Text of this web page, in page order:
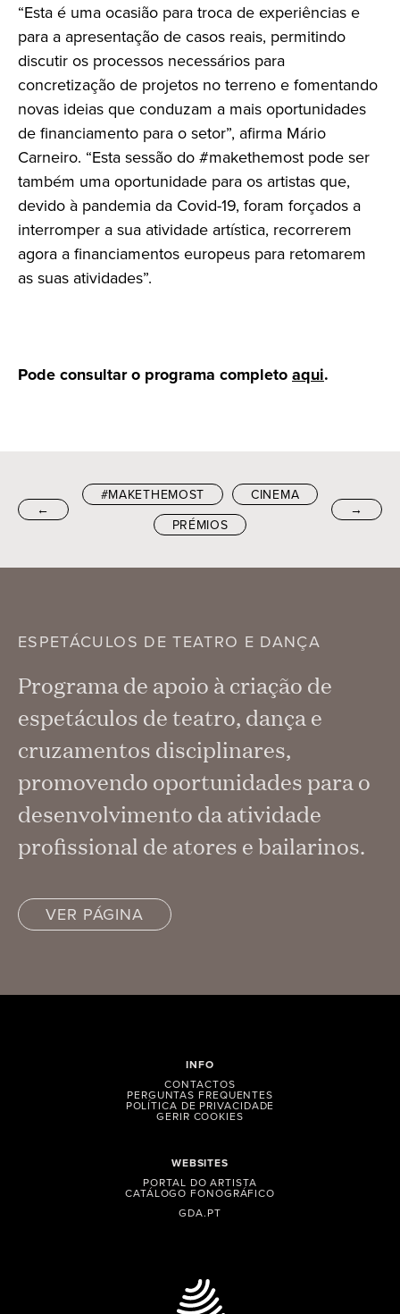
“Esta é uma ocasião para troca de experiências e
para a apresentação de casos reais, permitindo
discutir os processos necessários para
concretização de projetos no terreno e fomentando
novas ideias que conduzam a mais oportunidades
de financiamento para o setor”, afirma Mário
Carneiro. “Esta sessão do #makethemost pode ser
também uma oportunidade para os artistas que,
devido à pandemia da Covid-19, foram forçados a
interromper a sua atividade artística, recorrerem
agora a financiamentos europeus para retomarem
as suas atividades”.
Pode consultar o programa completoaqui.
←
#MAKETHEMOST
CINEMA
PRÉMIOS
→
ESPETÁCULOS DE TEATRO E DANÇA
Programa de apoio à criação de
espetáculos de teatro, dança e
cruzamentos disciplinares,
promovendo oportunidades para o
desenvolvimento da atividade
profissional de atores e bailarinos.
VER PÁGINA
WEBSITES
PORTAL DO ARTISTA
CATÁLOGO FONOGRÁFICO
GDA.PT
INFO
CONTACTOS
PERGUNTAS FREQUENTES
POLÍTICA DE PRIVACIDADE
GERIR COOKIES